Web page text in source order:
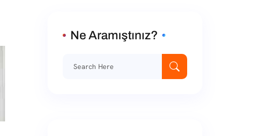
Ne Aramıştınız?